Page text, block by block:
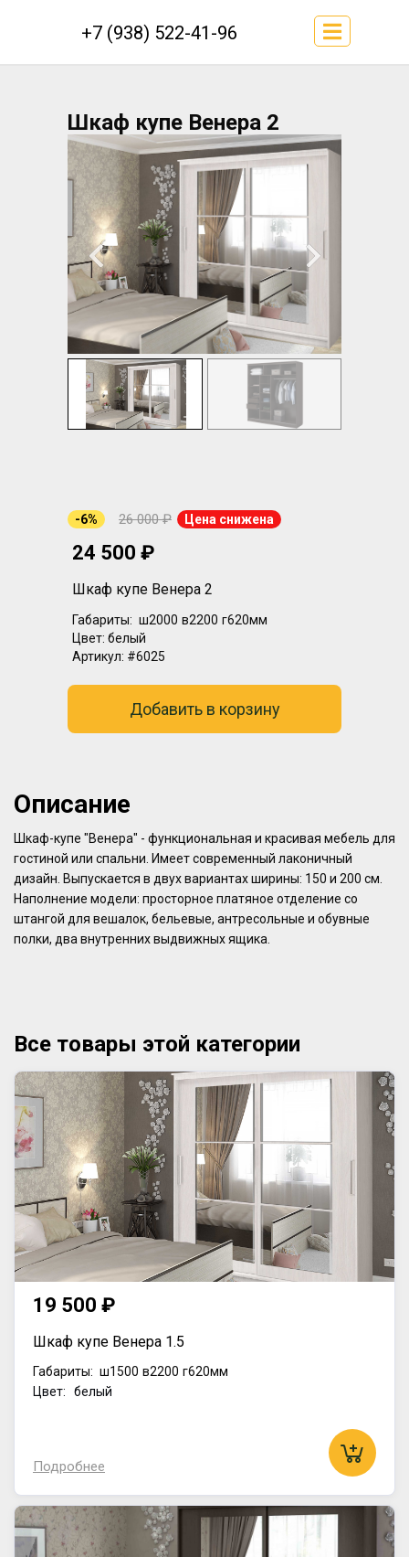
+7 (938) 522-41-96
Шкаф купе Венера 2
-6% 26 000 ₽ Цена снижена
24 500 ₽
Шкаф купе Венера 2
Габариты: ш2000 в2200 г620мм
Цвет: белый
Артикул: #6025
Добавить в корзину
Описание
Шкаф-купе "Венера" - функциональная и красивая мебель для
гостиной или спальни. Имеет современный лаконичный
дизайн. Выпускается в двух вариантах ширины: 150 и 200 см.
Наполнение модели: просторное платяное отделение со
штангой для вешалок, бельевые, антресольные и обувные
полки, два внутренних выдвижных ящика.
Все товары этой категории
19 500 ₽
Шкаф купе Венера 1.5
Габариты: ш1500 в2200 г620мм
Цвет: белый
Подробнее